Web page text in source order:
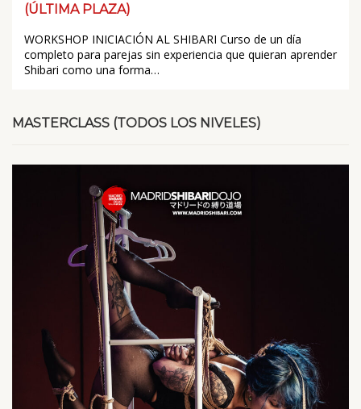
(ÚLTIMA PLAZA)
WORKSHOP INICIACIÓN AL SHIBARI Curso de un día
completo para parejas sin experiencia que quieran aprender
Shibari como una forma…
MASTERCLASS (TODOS LOS NIVELES)